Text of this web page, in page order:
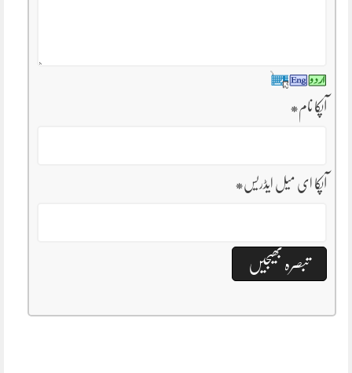
آپکا نام*
آپکا ای میل ایڈریس*